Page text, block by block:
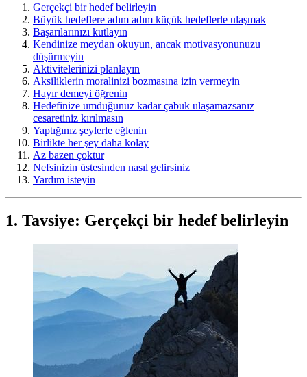
Gerçekçi bir hedef belirleyin
Büyük hedeflere adım adım küçük hedeflerle ulaşmak
Başarılarınızı kutlayın
Kendinize meydan okuyun, ancak motivasyonunuzu
düşürmeyin
Aktivitelerinizi planlayın
Aksiliklerin moralinizi bozmasına izin vermeyin
Hayır demeyi öğrenin
Hedefinize umduğunuz kadar çabuk ulaşamazsanız
cesaretiniz kırılmasın
Yaptığınız şeylerle eğlenin
Birlikte her şey daha kolay
Az bazen çoktur
Nefsinizin üstesinden nasıl gelirsiniz
Yardım isteyin
1. Tavsiye: Gerçekçi bir hedef belirleyin